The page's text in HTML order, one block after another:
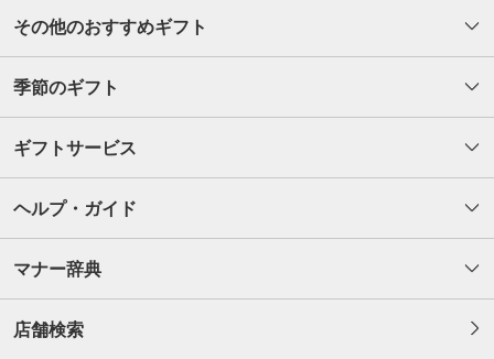
その他のおすすめギフト
季節のギフト
ギフトサービス
ヘルプ・ガイド
マナー辞典
店舗検索